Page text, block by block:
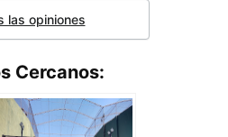
las opiniones
Cercanos: